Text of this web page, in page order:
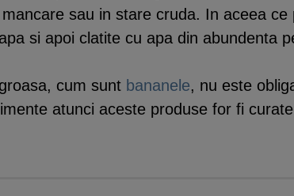
sau in stare cruda. In aceea
si apoi clatite cu apa din abundenta
cum sunt bananele, nu este
atunci aceste produse for fi